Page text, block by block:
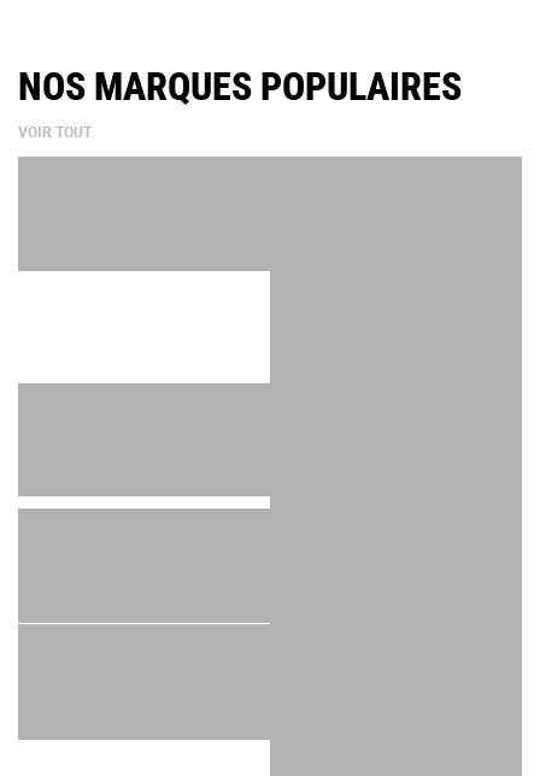
NOS MARQUES POPULAIRES
VOIR TOUT